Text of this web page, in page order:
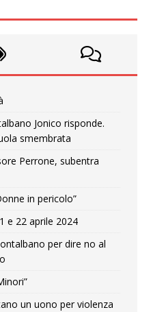
Jonico risponde.
smembrata
Perrone, subentra
in pericolo”
e 22 aprile 2024
per dire no al
un uono per violenza